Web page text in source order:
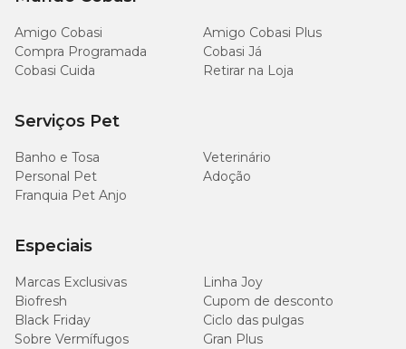
Amigo Cobasi
Amigo Cobasi Plus
Compra Programada
Cobasi Já
Cobasi Cuida
Retirar na Loja
Serviços Pet
Banho e Tosa
Veterinário
Personal Pet
Adoção
Franquia Pet Anjo
Especiais
Marcas Exclusivas
Linha Joy
Biofresh
Cupom de desconto
Black Friday
Ciclo das pulgas
Sobre Vermífugos
Gran Plus